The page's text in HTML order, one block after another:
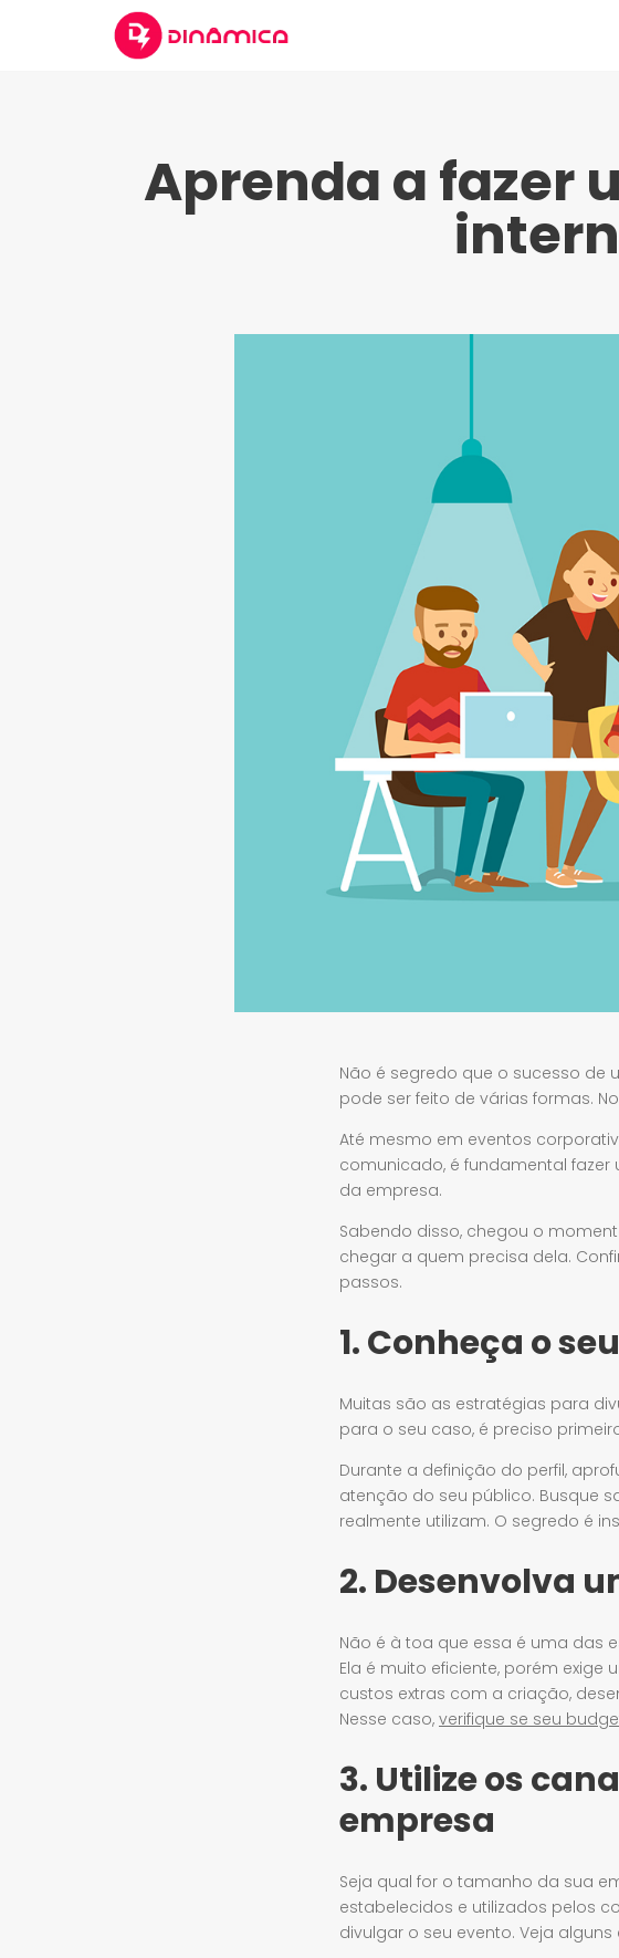
Aprenda a fazer
Não é segredo que o sucesso de
pode ser feito de várias formas.
Até mesmo em eventos
comunicado, é fundamental
da empresa.
Sabendo disso, chegou o
chegar a quem precisa dela.
passos.
1. Conheça o
Muitas são as estratégias para
para o seu caso, é preciso
Durante a definição do perfil,
atenção do seu público. Busque
realmente utilizam. O segredo é
2. Desenvolva
Não é à toa que essa é uma das
Ela é muito eficiente, porém
custos extras com a criação,
Nesse caso, verifique se seu
3. Utilize os
empresa
Seja qual for o tamanho da sua
estabelecidos e utilizados pelos
divulgar o seu evento. Veja alguns